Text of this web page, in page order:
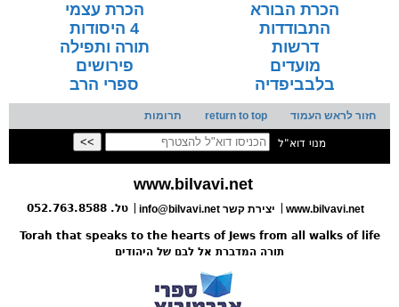
הכרת הבורא
הכרת עצמי
התבודדות
4 היסודות
דרשות
תורה ותפילה
מועדים
פירושים
בלבביפדיה
ספרי הרב
חזור לראש העמוד return to top תרומות
מנוי דוא"ל
www.bilvavi.net
www.bilvavi.net
info@bilvavi.net יצירת קשר טל. 052.763.8588
Torah that speaks to the hearts of Jews from all walks of life
תורה המדברת אל לבם של היהודים